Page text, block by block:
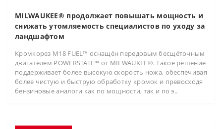
MILWAUKEE® продолжает повышать мощность и
снижать утомляемость специалистов по уходу за
ландшафтом
Кромкорез M18 FUEL™ оснащён передовым бесщёточным
двигателем POWERSTATE™ от MILWAUKEE®. Такое решение
поддерживает более высокую скорость ножа, обеспечивая
более чистую и быструю обработку кромок и превосходя
бензиновые аналоги как по мощности, так и по э..